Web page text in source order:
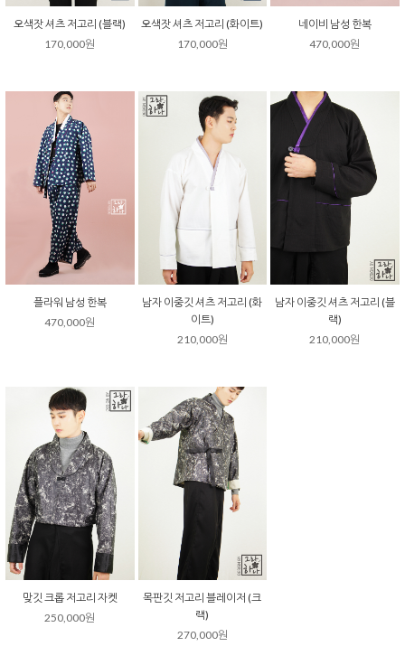
오색잣 셔츠 저고리 (블랙)
170,000원
오색잣 셔츠 저고리 (화이트)
170,000원
네이비 남성 한복
470,000원
플라워 남성 한복
470,000원
남자 이중깃 셔츠 저고리 (화
이트)
210,000원
남자 이중깃 셔츠 저고리 (블
랙)
210,000원
맞깃 크롭 저고리 자켓
250,000원
목판깃 저고리 블레이저 (크
랙)
270,000원